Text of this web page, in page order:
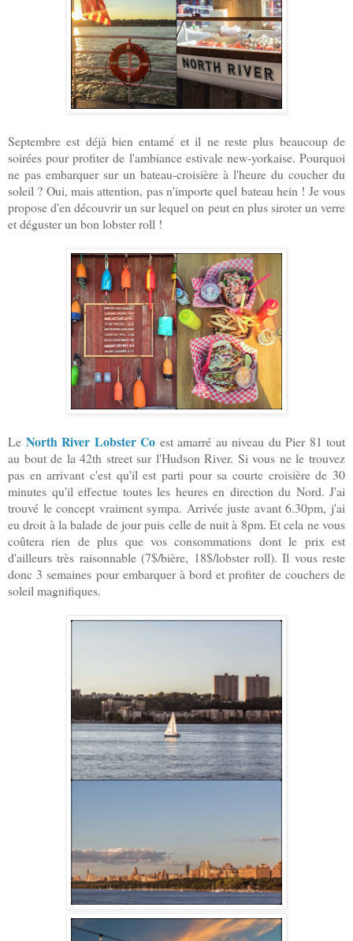
Septembre est déjà bien entamé et il ne reste plus beaucoup de
soirées pour profiter de l'ambiance estivale new-yorkaise. Pourquoi
ne pas embarquer sur un bateau-croisière à l'heure du coucher du
soleil ? Oui, mais attention, pas n'importe quel bateau hein ! Je vous
propose d'en découvrir un sur lequel on peut en plus siroter un verre
et déguster un bon lobster roll !
Le North River Lobster Co est amarré au niveau du Pier 81 tout
au bout de la 42th street sur l'Hudson River. Si vous ne le trouvez
pas en arrivant c'est qu'il est parti pour sa courte croisière de 30
minutes qu'il effectue toutes les heures en direction du Nord. J'ai
trouvé le concept vraiment sympa. Arrivée juste avant 6.30pm, j'ai
eu droit à la balade de jour puis celle de nuit à 8pm. Et cela ne vous
coûtera rien de plus que vos consommations dont le prix est
d'ailleurs très raisonnable (7$/bière, 18$/lobster roll). Il vous reste
donc 3 semaines pour embarquer à bord et profiter de couchers de
soleil magnifiques.